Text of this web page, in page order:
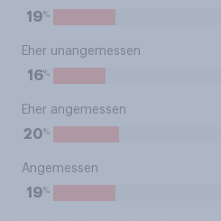
19%
Eher unangemessen
16%
Eher angemessen
20%
Angemessen
19%